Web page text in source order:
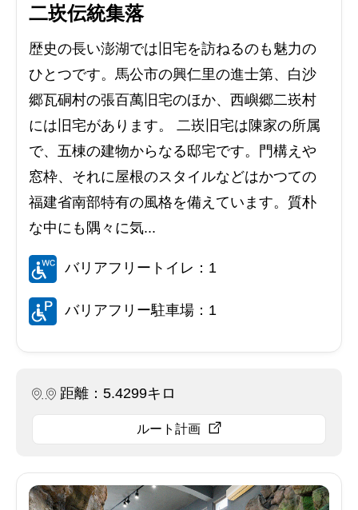
二崁伝統集落
歴史の長い澎湖では旧宅を訪ねるのも魅力の
ひとつです。馬公市の興仁里の進士第、白沙
郷瓦硐村の張百萬旧宅のほか、西嶼郷二崁村
には旧宅があります。 二崁旧宅は陳家の所属
で、五棟の建物からなる邸宅です。門構えや
窓枠、それに屋根のスタイルなどはかつての
福建省南部特有の風格を備えています。質朴
な中にも隅々に気...
バリアフリートイレ：1
バリアフリー駐車場：1
距離：5.4299キロ
ルート計画